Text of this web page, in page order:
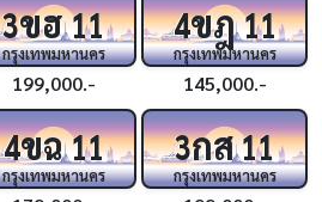
3ขฮ11
กรุงเทพมหานคร
199,000.-
4ขฎ11
กรุงเทพมหานคร
145,000.-
4ขฉ11
กรุงเทพมหานคร
3กส11
กรุงเทพมหานคร